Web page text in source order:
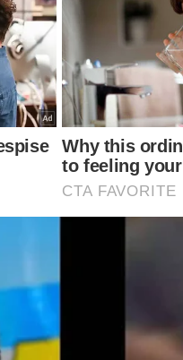
vulneráveis, como
dos sintomas
, sendo
e fazer uma